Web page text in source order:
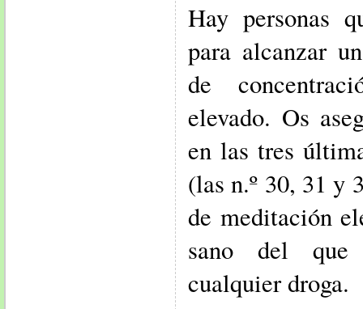
Hay personas
para alcanzar
de
elevado. Os
en las tres
(las n.º 30, 31 y
de meditación
sano del que
cualquier droga.